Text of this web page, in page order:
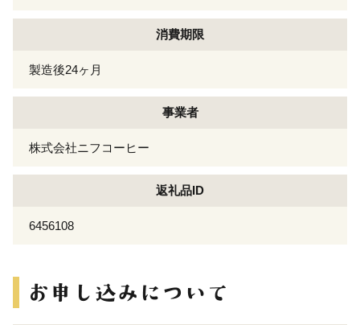
消費期限
製造後24ヶ月
事業者
株式会社ニフコーヒー
返礼品ID
6456108